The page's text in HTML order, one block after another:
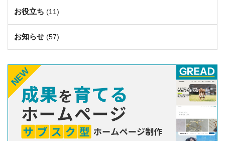
お役立ち (11)
お知らせ (57)